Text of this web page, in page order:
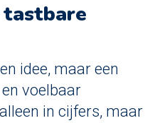
tastbare
idee, maar een
voelbaar
in cijfers, maar